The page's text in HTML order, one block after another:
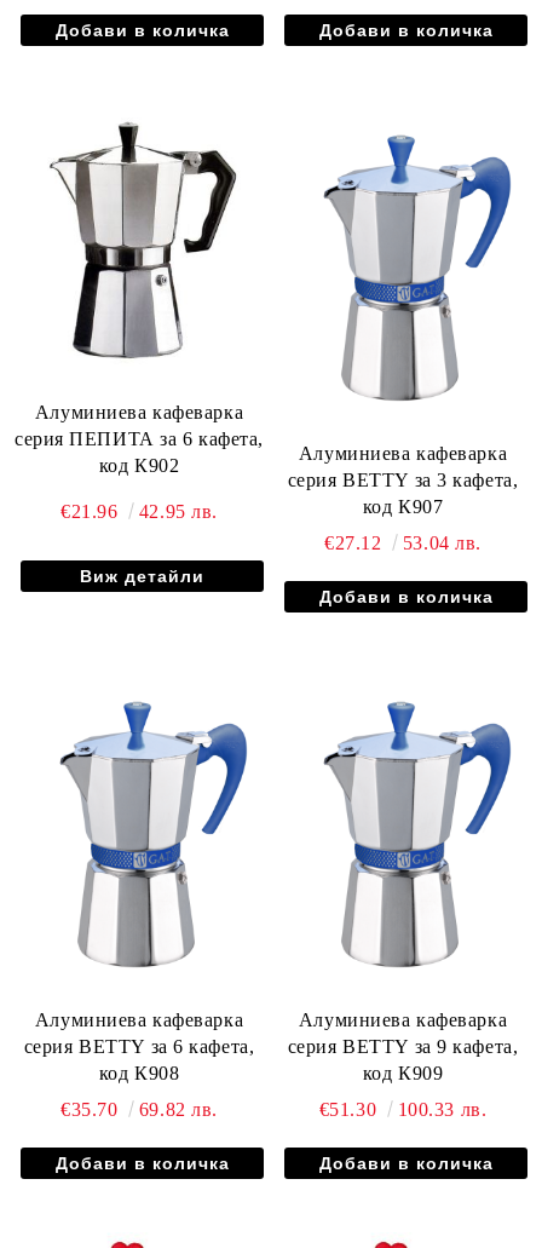
Алуминиева кафеварка
серия ПЕПИТА за 6 кафета,
код К902
€21.96 42.95 лв.
Виж детайли
Алуминиева кафеварка
серия BETTY за 3 кафета,
код К907
€27.12
53.04 лв.
Алуминиева кафеварка
серия BETTY за 6 кафета,
код К908
€35.70
69.82 лв.
Алуминиева кафеварка
серия BETTY за 9 кафета,
код К909
€51.30
100.33 лв.